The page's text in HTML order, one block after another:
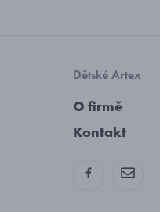
Dětské Artex
O firmě
Kontakt